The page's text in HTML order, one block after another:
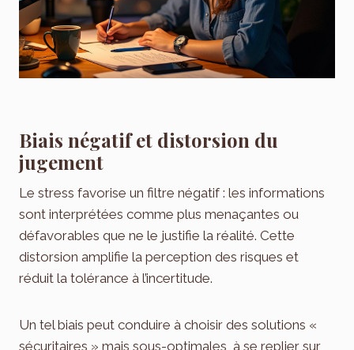
Biais négatif et distorsion du
jugement
Le stress favorise un filtre négatif : les informations
sont interprétées comme plus menaçantes ou
défavorables que ne le justifie la réalité. Cette
distorsion amplifie la perception des risques et
réduit la tolérance à l’incertitude.
Un tel biais peut conduire à choisir des solutions «
sécuritaires » mais sous-optimales, à se replier sur